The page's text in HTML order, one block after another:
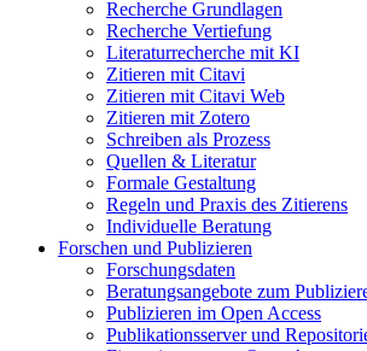
Recherche Grundlagen
Recherche Vertiefung
Literaturrecherche mit KI
Zitieren mit Citavi
Zitieren mit Citavi Web
Zitieren mit Zotero
Schreiben als Prozess
Quellen & Literatur
Formale Gestaltung
Regeln und Praxis des Zitierens
Individuelle Beratung
Forschen und Publizieren
Forschungsdaten
Beratungsangebote zum
Publizieren im Open Access
Publikationsserver und